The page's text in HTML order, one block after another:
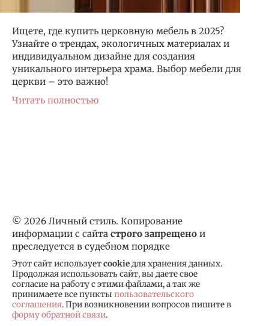
Ищете, где купить церковную мебель в 2025?
Узнайте о трендах, экологичных материалах и
индивидуальном дизайне для создания
уникального интерьера храма. Выбор мебели для
церкви – это важно!
Читать полностью
© 2026 Личный стиль. Копирование
информации с сайта строго запрещено и
преследуется в судебном порядке
Этот сайт используетcookieдля хранения данных.
Продолжая использовать сайт, вы даете свое
согласие на работу с этими файлами, а так же
принимаете все пункты пользовательского
соглашения. При возникновении вопросов пишите в
форму обратной связи.